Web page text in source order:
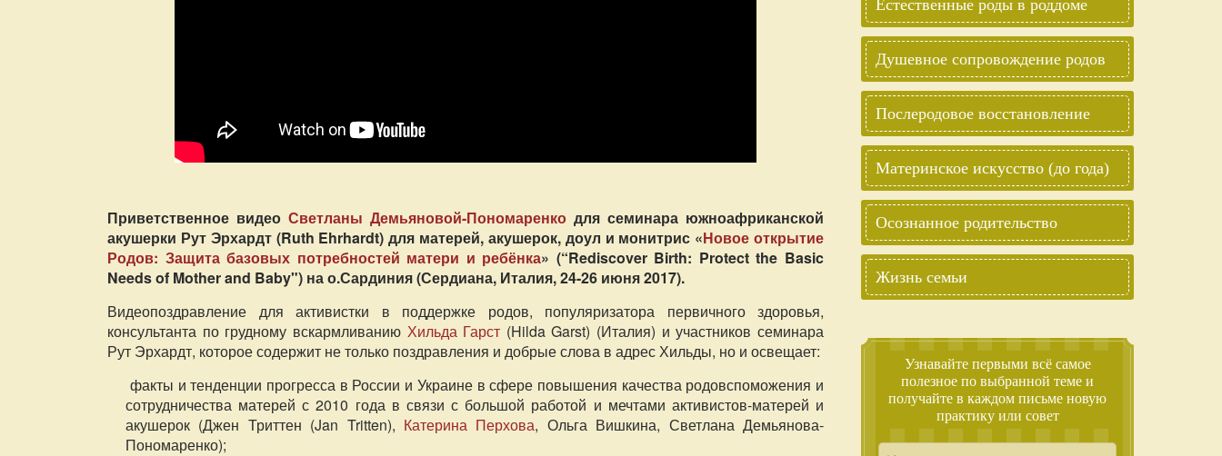
Приветственное видео Светланы Демьяновой-Пономаренко для семинара южноафриканской
акушерки Рут Эрхардт (Ruth Ehrhardt) для матерей, акушерок, доул и монитрис «Новое открытие
Родов: Защита базовых потребностей матери и ребёнка» (“Rediscover Birth: Protect the Basic
Needs of Mother and Baby") на о.Сардиния (Сердиана, Италия, 24-26 июня 2017).
Видеопоздравление для активистки в поддержке родов, популяризатора первичного здоровья,
консультанта по грудному вскармливанию Хильда Гарст (Hilda Garst) (Италия) и участников семинара
Рут Эрхардт, которое содержит не только поздравления и добрые слова в адрес Хильды, но и освещает:
факты и тенденции прогресса в России и Украине в сфере повышения качества родовспоможения и
сотрудничества матерей с 2010 года в связи с большой работой и мечтами активистов-матерей и
акушерок (Джен Триттен (Jan Tritten), Катерина Перхова, Ольга Вишкина, Светлана Демьянова-
Пономаренко);
Естественные роды в роддоме
Душевное сопровождение родов
Послеродовое восстановление
Материнское искусство (до года)
Осознанное родительство
Жизнь семьи
Узнавайте первыми всё самое
полезное по выбранной теме и
получайте в каждом письме новую
практику или совет